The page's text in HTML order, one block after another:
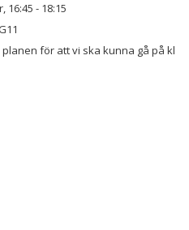
16:45 - 18:15
planen för att vi ska kunna gå på kl